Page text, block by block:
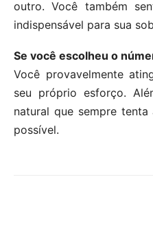
outro. Você também
indispensável para sua
Se você escolheu o
Você provavelmente
seu próprio esforço.
natural que sempre
possível.